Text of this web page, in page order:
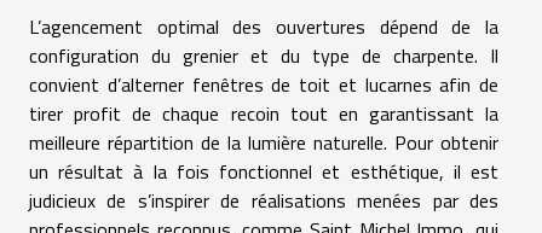
L’agencement optimal des ouvertures dépend de la
configuration du grenier et du type de charpente. Il
convient d’alterner fenêtres de toit et lucarnes afin de
tirer profit de chaque recoin tout en garantissant la
meilleure répartition de la lumière naturelle. Pour obtenir
un résultat à la fois fonctionnel et esthétique, il est
judicieux de s’inspirer de réalisations menées par des